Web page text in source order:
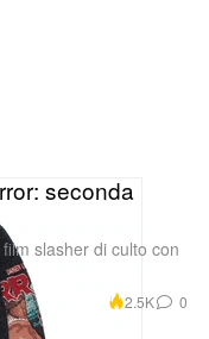
seconda
slasher di culto con
2.5K 0